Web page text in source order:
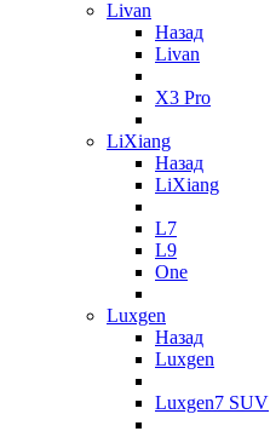
Livan
Назад
Livan
X3 Pro
LiXiang
Назад
LiXiang
L7
L9
One
Luxgen
Назад
Luxgen
Luxgen7 SUV